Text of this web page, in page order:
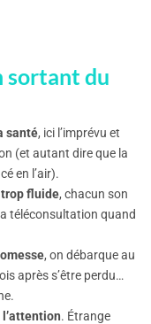
sortant du
santé, ici l’imprévu et
(et autant dire que la
en l’air).
trop fluide, chacun son
téléconsultation quand
, on débarque au
après s’être perdu…
. Étrange